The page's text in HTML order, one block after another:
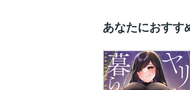
あなたにおすす